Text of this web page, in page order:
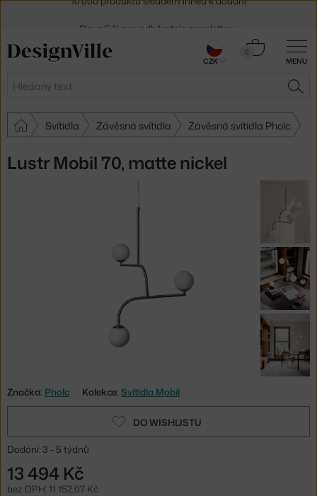
MENU
Hledat
0
Košík
Svítidla Závěsná svítidla Závěsná svítidla Pholc
Lustr Mobil 70, matte nickel
Značka: Pholc Kolekce: Svítidla Mobil
DO WISHLISTU
Dodání: 3 - 5 týdnů
13 494 Kč
bez DPH: 11 152,07 Kč
30 dní na vrácení zboží
CZK